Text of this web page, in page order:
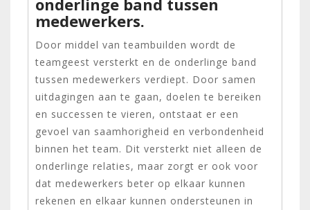
medewerkers.
Door middel van teambuilden wordt de
teamgeest versterkt en de onderlinge band
tussen medewerkers verdiept. Door samen
uitdagingen aan te gaan, doelen te bereiken
en successen te vieren, ontstaat er een
gevoel van saamhorigheid en verbondenheid
binnen het team. Dit versterkt niet alleen de
onderlinge relaties, maar zorgt er ook voor
dat medewerkers beter op elkaar kunnen
rekenen en elkaar kunnen ondersteunen in